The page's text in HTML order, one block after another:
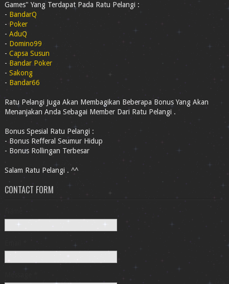
Games" Yang Terdapat Pada Ratu Pelangi :
- BandarQ
-Poker
- AduQ
- Domino99
- Capsa Susun
- Bandar Poker
- Sakong
- Bandar66
Ratu Pelangi Juga Akan Membagikan Beberapa Bonus Yang Akan
Menanjakan Anda Sebagai Member Dari Ratu Pelangi .
Bonus Spesial Ratu Pelangi :
- Bonus Refferal Seumur Hidup
- Bonus Rollingan Terbesar
Salam Ratu Pelangi . ^^
CONTACT FORM
Name
Message